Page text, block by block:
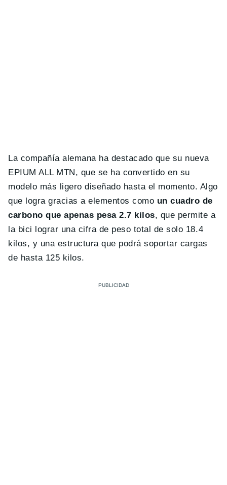
La compañía alemana ha destacado que su nueva
EPIUM ALL MTN, que se ha convertido en su
modelo más ligero diseñado hasta el momento. Algo
que logra gracias a elementos como un cuadro de
carbono que apenas pesa 2.7 kilos, que permite a
la bici lograr una cifra de peso total de solo 18.4
kilos, y una estructura que podrá soportar cargas
de hasta 125 kilos.